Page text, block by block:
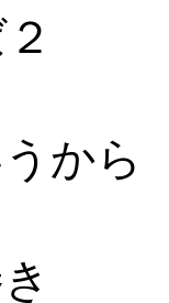
から